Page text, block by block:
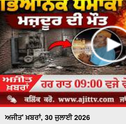
ਅਜੀਤ' ਖ਼ਬਰਾਂ, 30 ਜੁਲਾਈ 2026